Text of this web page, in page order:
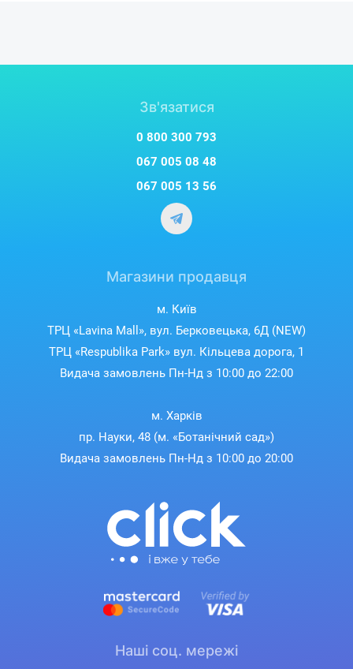
Зв'язатися
0 800 300 793
067 005 08 48
067 005 13 56
Магазини продавця
м. Київ
ТРЦ «Lavina Mall», вул. Берковецька, 6Д (NEW)
ТРЦ «Respublika Park» вул. Кільцева дорога, 1
Видача замовлень Пн-Нд з 10:00 до 22:00
м. Харків
пр. Науки, 48 (м. «Ботанічний сад»)
Видача замовлень Пн-Нд з 10:00 до 20:00
Наші соц. мережі